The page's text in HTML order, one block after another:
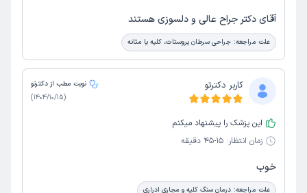
آقای دکتر جراح عالی و دلسوزی هستند
علت مراجعه: جراحی سرطان پروستات، کلیه یا مثانه
کاربر دکترتو
نوبت مطب از دکترتو
(
1404/10/15
)
این پزشک را پیشنهاد میکنم
زمان انتظار: 15-45 دقیقه
خوب
علت مراجعه: درمان سنگ کلیه و مجاری ادراری